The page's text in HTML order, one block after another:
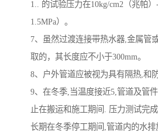
1.. 的试验压力在10kg/cm2（兆帕
1.5MPa）。
7、虽然过渡连接带热水器,金属管
取的，其长度应不小于300mm。
8、户外管道应被视为具有隔热,和
9、在冬季,当温度接近5,管道及管
止在搬运和施工期间. 压力测试完
长期在冬季停工期间,管道内的水